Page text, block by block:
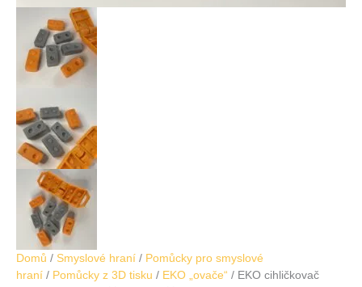
Domů / Smyslové hraní / Pomůcky pro smyslové
hraní / Pomůcky z 3D tisku / EKO „ovače“ / EKO cihličkovač